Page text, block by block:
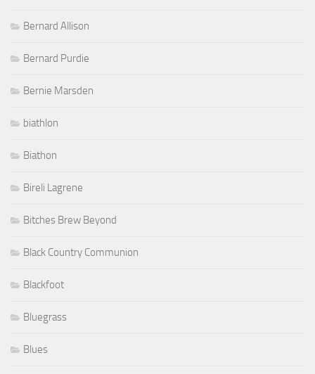
Bernard Allison
Bernard Purdie
Bernie Marsden
biathlon
Biathon
Bireli Lagrene
Bitches Brew Beyond
Black Country Communion
Blackfoot
Bluegrass
Blues